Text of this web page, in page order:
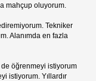
mahçup oluyorum.
Tekniker
Alanımda en fazla
öğrenmeyi istiyorum
istiyorum. Yıllardır